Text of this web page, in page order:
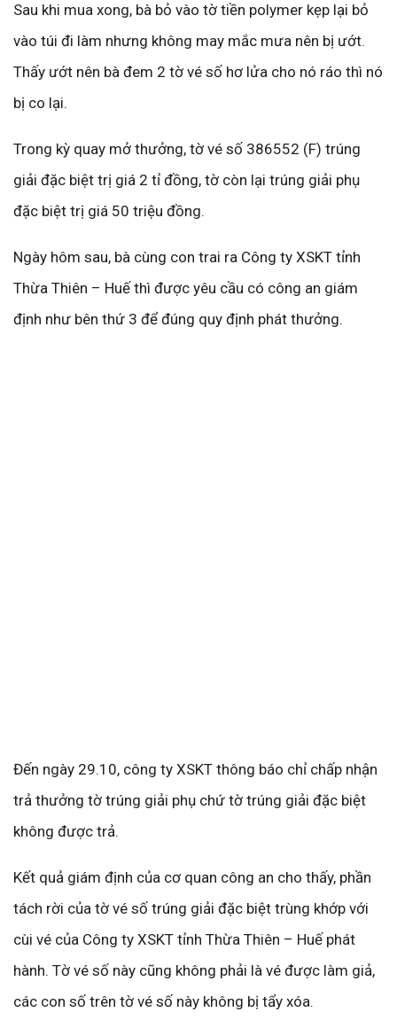
Sau khi mua xong, bà bỏ vào tờ tiền polymer kẹp lại bỏ
vào túi đi làm nhưng không may mắc mưa nên bị ướt.
Thấy ướt nên bà đem 2 tờ vé số hơ lửa cho nó ráo thì nó
bị co lại.
Trong kỳ quay mở thưởng, tờ vé số 386552 (F) trúng
giải đặc biệt trị giá 2 tỉ đồng, tờ còn lại trúng giải phụ
đặc biệt trị giá 50 triệu đồng.
Ngày hôm sau, bà cùng con trai ra Công ty XSKT tỉnh
Thừa Thiên – Huế thì được yêu cầu có công an giám
định như bên thứ 3 để đúng quy định phát thưởng.
Đến ngày 29.10, công ty XSKT thông báo chỉ chấp nhận
trả thưởng tờ trúng giải phụ chứ tờ trúng giải đặc biệt
không được trả.
Kết quả giám định của cơ quan công an cho thấy, phần
tách rời của tờ vé số trúng giải đặc biệt trùng khớp với
cùi vé của Công ty XSKT tỉnh Thừa Thiên – Huế phát
hành. Tờ vé số này cũng không phải là vé được làm giả,
các con số trên tờ vé số này không bị tẩy xóa.